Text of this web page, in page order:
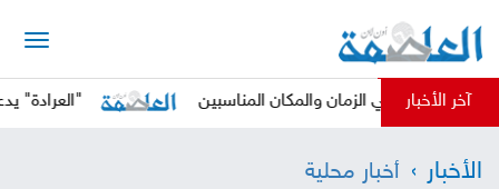
الرئيسية
آخر الأخبار
في الزمان والمكان المناسبين "العرادة" يدعو
الأخبار أخبار محلية